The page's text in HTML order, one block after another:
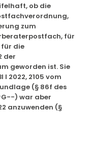
ob die
zum
für
die
der
geworden ist. Sie
I 2022, 2105 vom
(§ 86f des
) war aber
anzuwenden (§